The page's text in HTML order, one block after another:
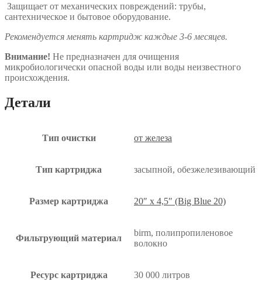
Защищает от механических повреждений: трубы,
сантехническое и бытовое оборудование.
Рекомендуется менять картридж каждые 3-6 месяцев.
Внимание! Не предназначен для очищения
микробиологически опасной воды или воды неизвестного
происхождения.
Детали
Тип очистки от железа
Тип картриджа засыпной, обезжелезивающий
Размер картриджа 20″ x 4,5″ (Big Blue 20)
Фильтрующий материал
birm, полипропиленовое
волокно
Ресурс картриджа 30 000 литров